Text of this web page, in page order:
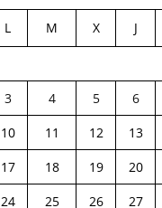
L M X J
3
4 5 6
10
11 12 13
17
18 19 20
24
25 26 27